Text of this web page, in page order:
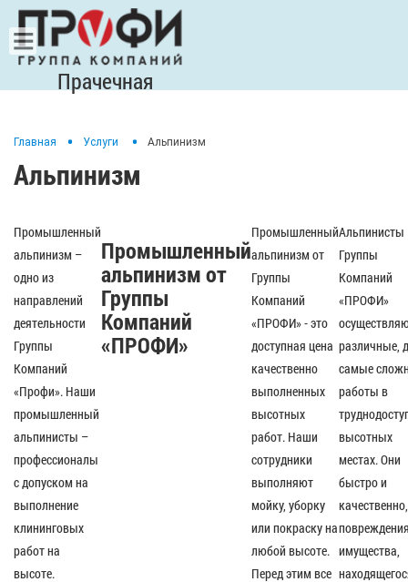
Прачечная
Главная Услуги Альпинизм
Альпинизм
Промышленный
альпинизм –
одно из
направлений
деятельности
Группы
Компаний
«Профи». Наши
промышленный
альпинисты –
профессионалы
с допуском на
выполнение
клининговых
работ на
высоте.
Промышленный
альпинизм от
Группы
Компаний
«ПРОФИ»
Промышленный
альпинизм от
Группы
Компаний
«ПРОФИ» - это
доступная цена
качественно
выполненных
высотных
работ. Наши
сотрудники
выполняют
мойку, уборку
или покраску на
любой высоте.
Перед этим все
Альпинисты
Группы
Компаний
«ПРОФИ»
различные,
самые
работы в
высотных
местах. Они
быстро и
имущества,